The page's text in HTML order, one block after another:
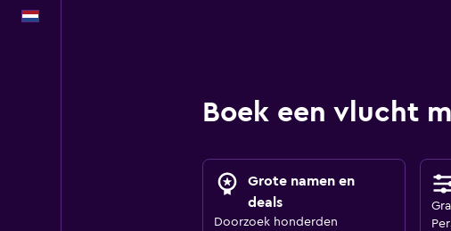
Boek een vlucht
Grote namen en
deals
Doorzoek honderden